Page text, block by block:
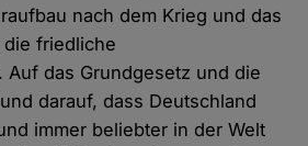
nach dem Krieg und das
friedliche
Auf das Grundgesetz und die
darauf, dass Deutschland
immer beliebter in der Welt